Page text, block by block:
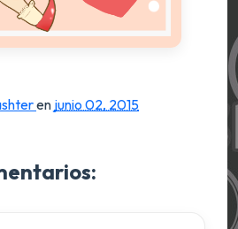
en junio 02, 2015